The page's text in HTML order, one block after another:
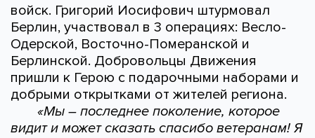
войск. Григорий Иосифович штурмовал
Берлин, участвовал в 3 операциях: Весло-
Одерской, Восточно-Померанской и
Берлинской. Добровольцы Движения
пришли к Герою с подарочными наборами и
добрыми открытками от жителей региона.
«Мы – последнее поколение, которое
видит и может сказать спасибо ветеранам! Я